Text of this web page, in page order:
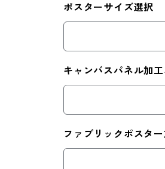
ポスターサイズ選択
キャンバスパネル加
ファブリックポスタ